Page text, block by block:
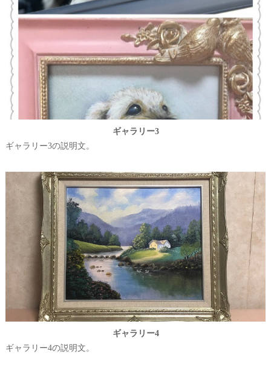
ギャラリー3
ギャラリー3の説明文。
ギャラリー4
ギャラリー4の説明文。